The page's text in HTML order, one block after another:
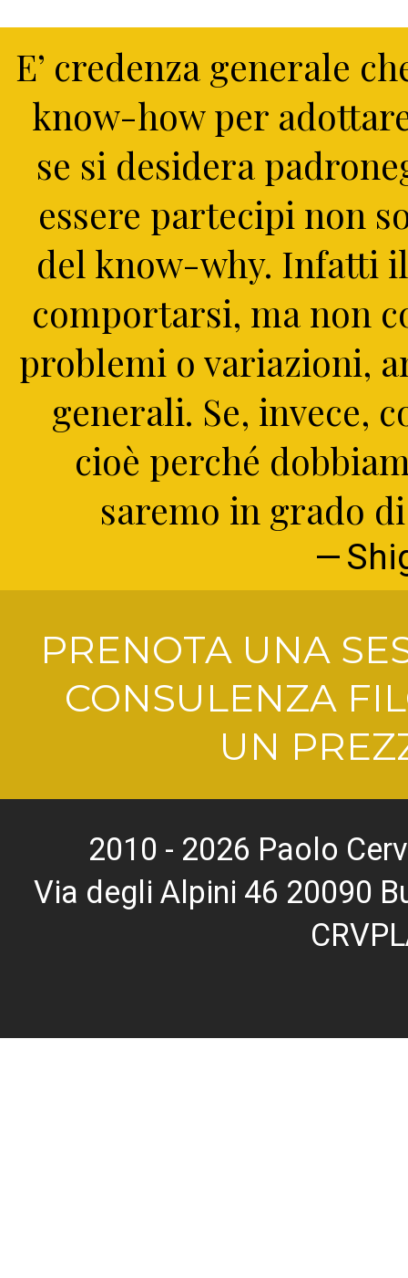
E’ credenza generale
know-how per
se si desidera
essere partecipi non
del know-why. Infatti
comportarsi, ma non
problemi o variazioni,
generali. Se, invece,
cioè perché
saremo in grado
PRENOTA UNA
CONSULENZA
UN
2010 - 2026 Paolo
Via degli Alpini 46 20090